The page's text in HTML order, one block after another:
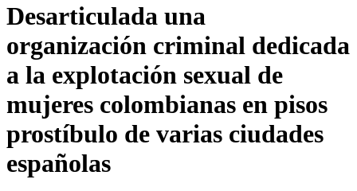
Desarticulada una
organización criminal dedicada
a la explotación sexual de
mujeres colombianas en pisos
prostíbulo de varias ciudades
españolas